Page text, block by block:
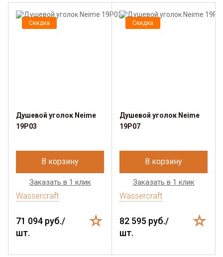
Скидка
Душевой уголок Neime
19P03
В корзину
Заказать в 1 клик
Wassercraft
71 094 руб./
шт.
Скидка
Душевой уголок Neime
19P07
В корзину
Заказать в 1 клик
Wassercraft
82 595 руб./
шт.